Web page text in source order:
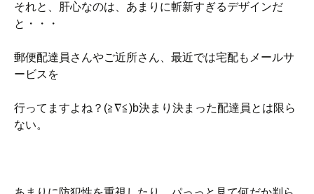
それと、肝心なのは、あまりに斬新すぎるデザインだ
と・・・
郵便配達員さんやご近所さん、最近では宅配もメールサ
ービスを
行ってますよね？(≧∇≦)b決まり決まった配達員とは限ら
ない。